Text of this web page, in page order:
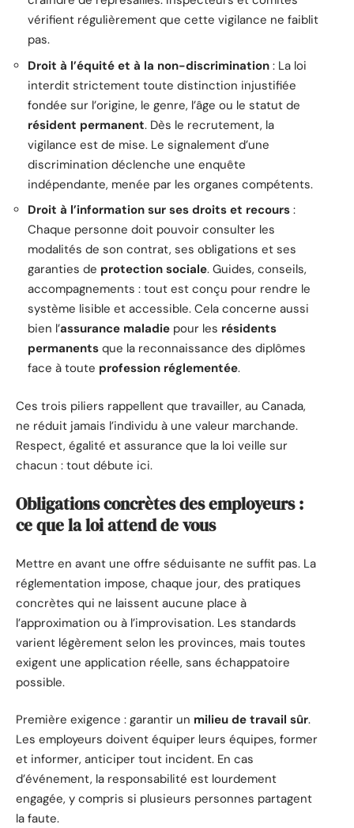
vérifient régulièrement que cette vigilance ne faiblit
pas.
Droit à l’équité et à la non-discrimination : La loi
interdit strictement toute distinction injustifiée
fondée sur l’origine, le genre, l’âge ou le statut de
résident permanent. Dès le recrutement, la
vigilance est de mise. Le signalement d’une
discrimination déclenche une enquête
indépendante, menée par les organes compétents.
Droit à l’information sur ses droits et recours :
Chaque personne doit pouvoir consulter les
modalités de son contrat, ses obligations et ses
garanties de protection sociale. Guides, conseils,
accompagnements : tout est conçu pour rendre le
système lisible et accessible. Cela concerne aussi
bien l’assurance maladie pour les résidents
permanents que la reconnaissance des diplômes
face à toute profession réglementée.
Ces trois piliers rappellent que travailler, au Canada,
ne réduit jamais l’individu à une valeur marchande.
Respect, égalité et assurance que la loi veille sur
chacun : tout débute ici.
Obligations concrètes des employeurs :
ce que la loi attend de vous
Mettre en avant une offre séduisante ne suffit pas. La
réglementation impose, chaque jour, des pratiques
concrètes qui ne laissent aucune place à
l’approximation ou à l’improvisation. Les standards
varient légèrement selon les provinces, mais toutes
exigent une application réelle, sans échappatoire
possible.
Première exigence : garantir un milieu de travail sûr.
Les employeurs doivent équiper leurs équipes, former
et informer, anticiper tout incident. En cas
d’événement, la responsabilité est lourdement
engagée, y compris si plusieurs personnes partagent
la faute.